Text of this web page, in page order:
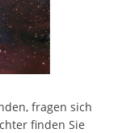
fragen sich
finden Sie